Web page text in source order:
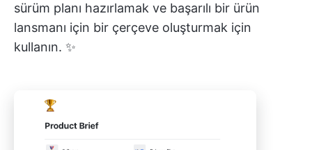
sürüm planı hazırlamak ve başarılı bir ürün
lansmanı için bir çerçeve oluşturmak için
kullanın. ✨